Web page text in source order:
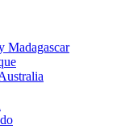
Madagascar